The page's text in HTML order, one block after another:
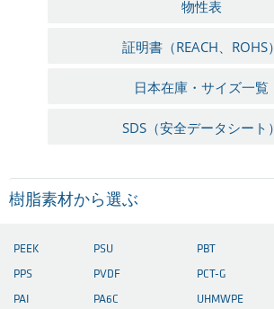
物性表
証明書（REACH、ROHS）
日本在庫・サイズ一覧
SDS（安全データシート）
樹脂素材から選ぶ
PEEK
PPS
PAI
PSU
PVDF
PA6C
PBT
PCT-G
UHMWPE